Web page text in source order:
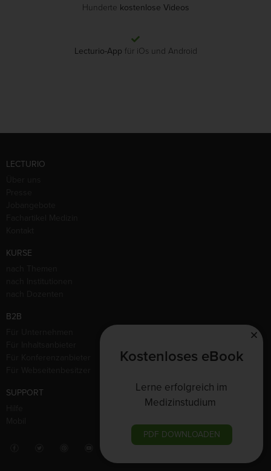
Hunderte kostenlose Videos
Lecturio-App für iOs und Android
LECTURIO
KURSE
B2B
SUPPORT
Kostenloses eBook
Lerne erfolgreich im
Medizinstudium
PDF DOWNLOADEN